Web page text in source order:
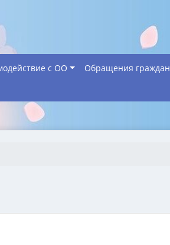
с ОО
Обращения граждан